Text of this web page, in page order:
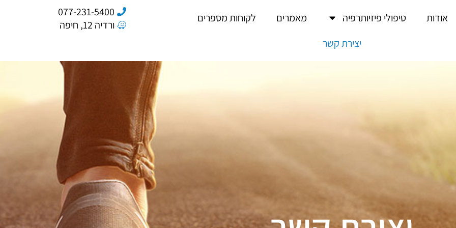
אודות טיפולי פיזיותרפיה מאמרים
לקוחות מספרים
יצירת קשר
077-231-5400
ורדיה 12, חיפה